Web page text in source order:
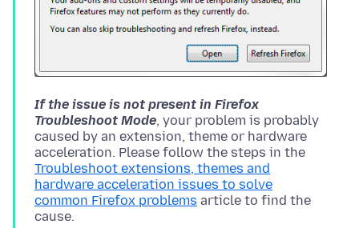
If the issue is not present in Firefox
Troubleshoot Mode, your problem is probably
caused by an extension, theme or hardware
acceleration. Please follow the steps in the
Troubleshoot extensions, themes and
hardware acceleration issues to solve
common Firefox problems article to find the